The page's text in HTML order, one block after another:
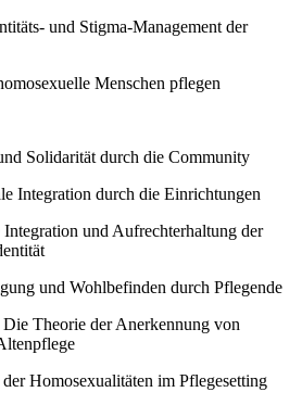
und Stigma-Management der
Menschen pflegen
Solidarität durch die Community
Integration durch die Einrichtungen
Integration und Aufrechterhaltung der
und Wohlbefinden durch Pflegende
Theorie der Anerkennung von
Homosexualitäten im Pflegesetting